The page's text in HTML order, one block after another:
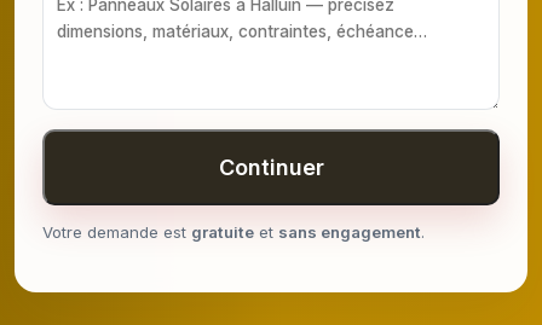
Continuer
Votre demande est gratuite et sans engagement.